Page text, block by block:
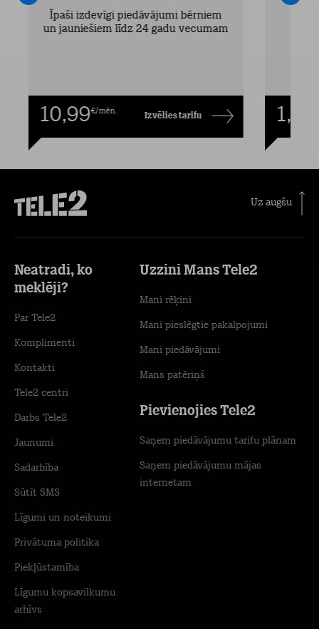
Īpaši izdevīgi piedāvājumi bērniem
un jauniešiem līdz 24 gadu vecumam
10,99€/mēn. Izvēlies tarifu 1,00
Uz augšu
Neatradi, ko
meklēji?
Par Tele2
Komplimenti
Kontakti
Tele2 centri
Darbs Tele2
Jaunumi
Sadarbība
Sūtīt SMS
Līgumi un noteikumi
Privātuma politika
Piekļūstamība
Līgumu kopsavilkumu
arhīvs
Uzzini Mans Tele2
Mani rēķini
Mani pieslēgtie pakalpojumi
Mani piedāvājumi
Mans patēriņš
Pievienojies Tele2
Saņem piedāvājumu tarifu plānam
Saņem piedāvājumu mājas
internetam